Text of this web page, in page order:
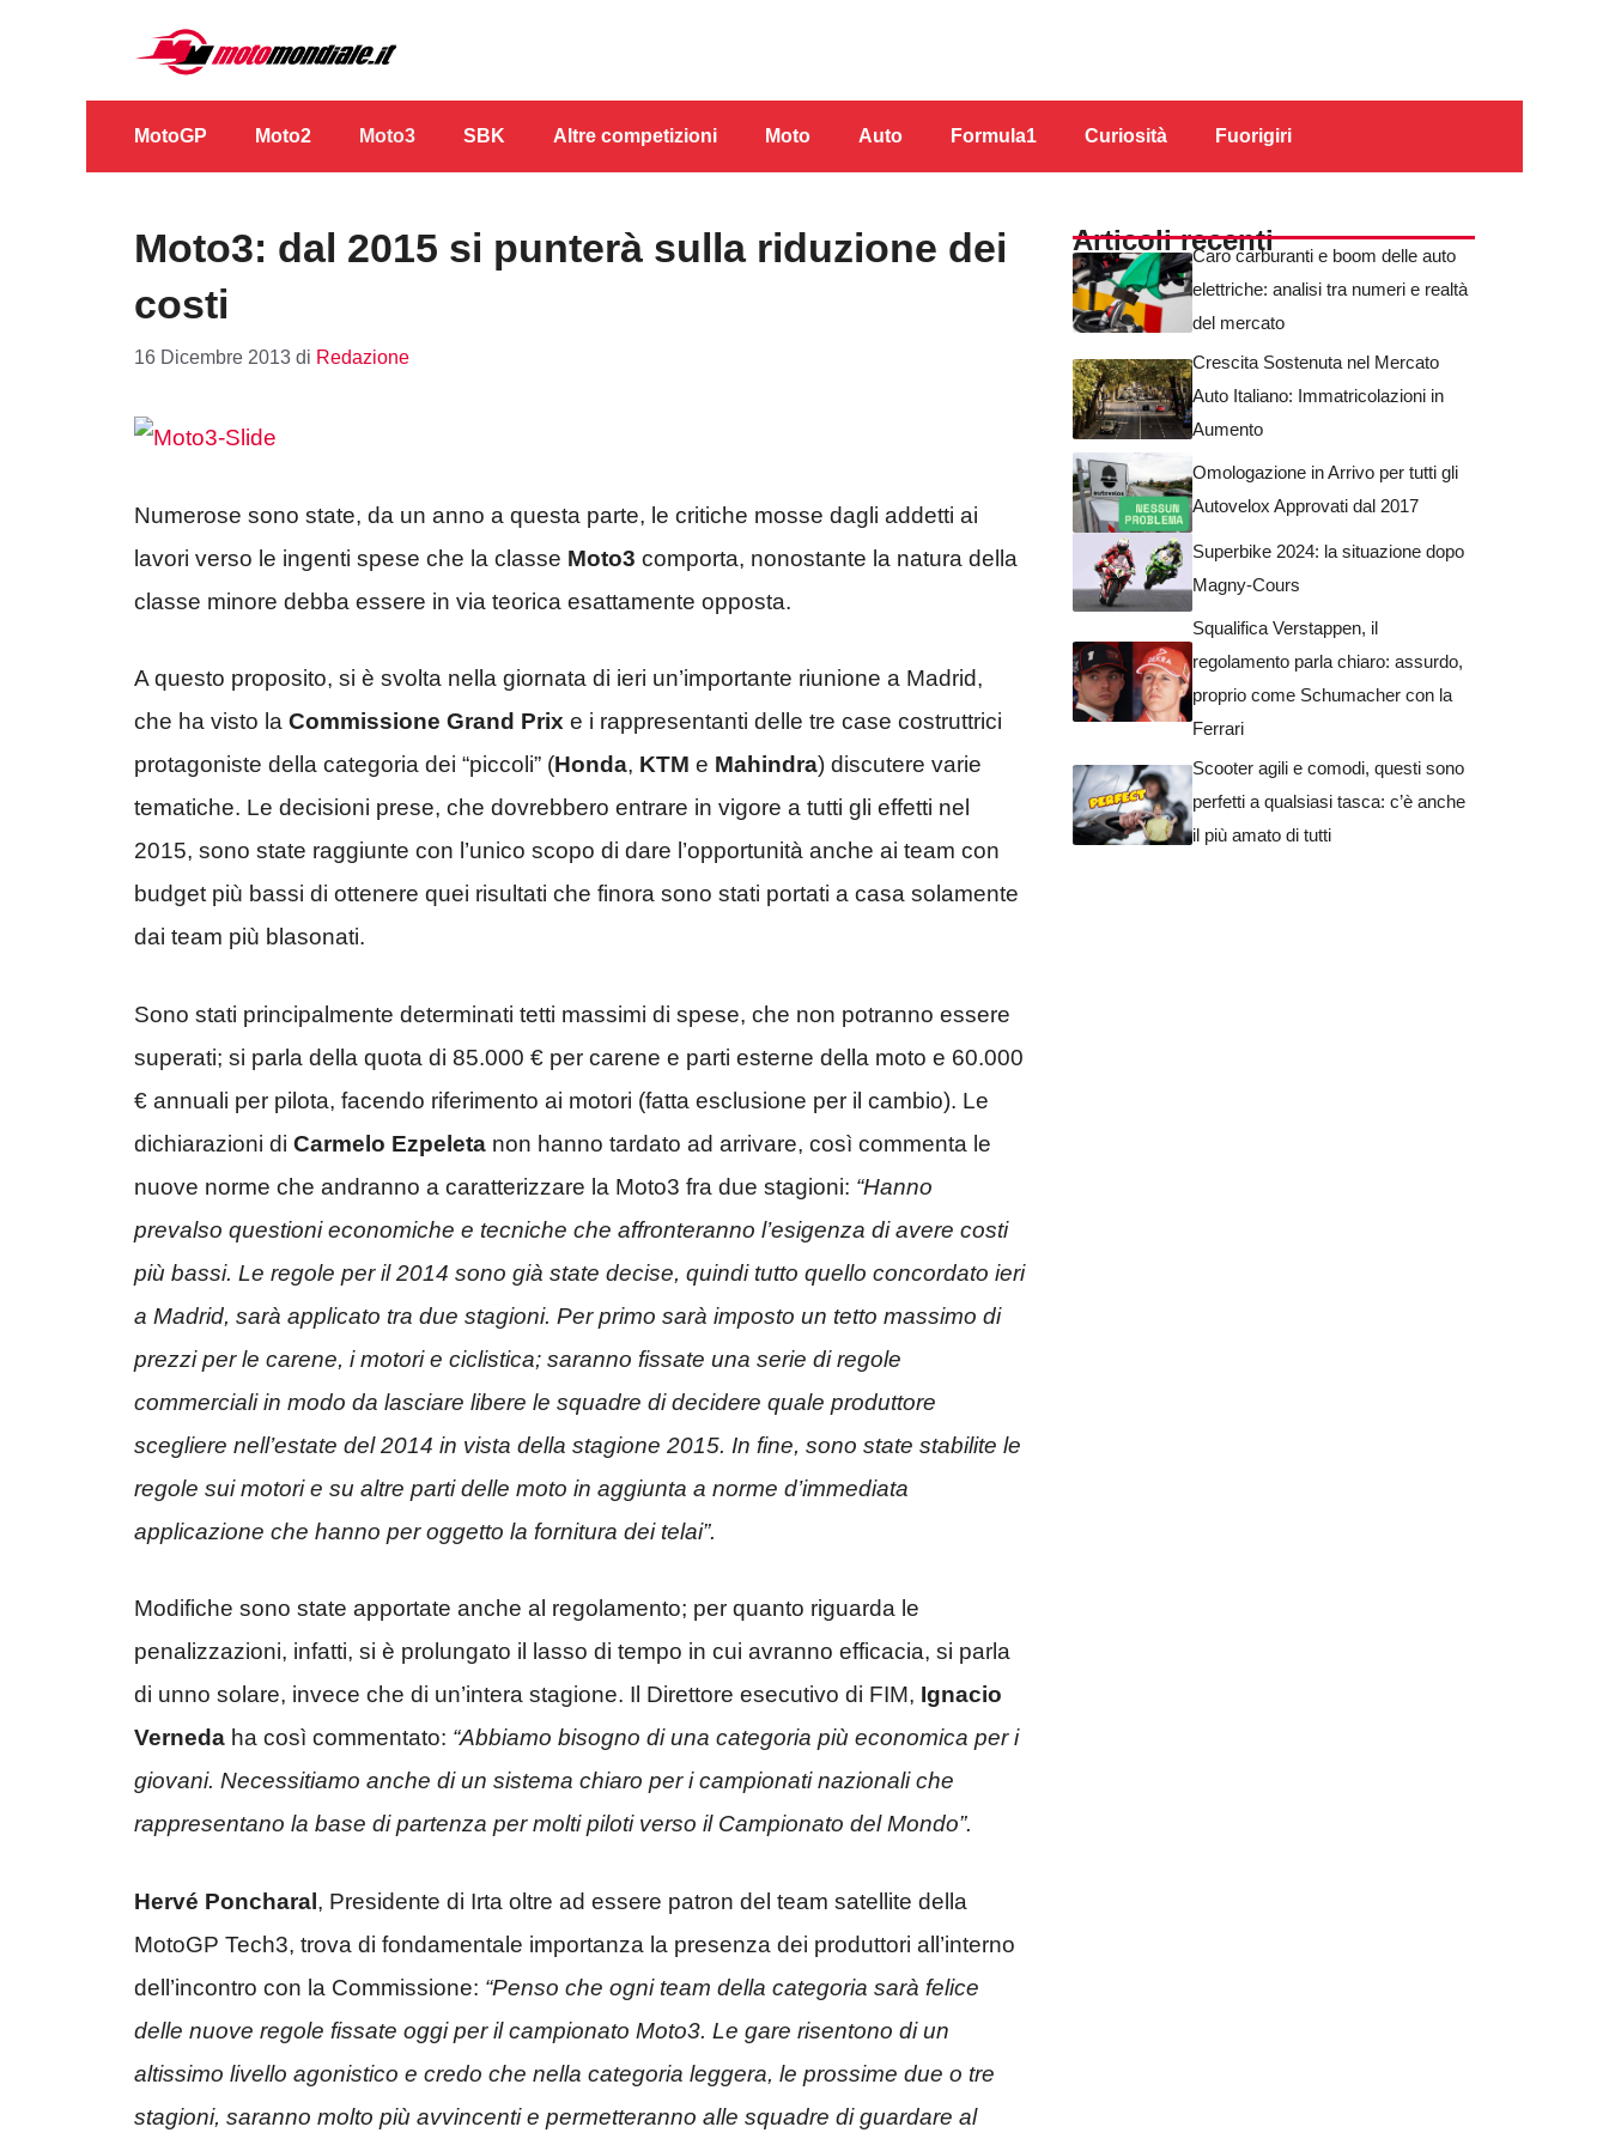
contenuto
MotoGP Moto2 Moto3 SBK Altre competizioni Moto Auto Formula1 Curiosità Fuorigiri
Moto3: dal 2015 si punterà sulla riduzione dei
costi
16 Dicembre 2013 di Redazione
Numerose sono state, da un anno a questa parte, le critiche mosse dagli addetti ai
lavori verso le ingenti spese che la classe Moto3 comporta, nonostante la natura della
classe minore debba essere in via teorica esattamente opposta.
A questo proposito, si è svolta nella giornata di ieri un’importante riunione a Madrid,
che ha visto la Commissione Grand Prix e i rappresentanti delle tre case costruttrici
protagoniste della categoria dei “piccoli” (Honda, KTM e Mahindra) discutere varie
tematiche. Le decisioni prese, che dovrebbero entrare in vigore a tutti gli effetti nel
2015, sono state raggiunte con l’unico scopo di dare l’opportunità anche ai team con
budget più bassi di ottenere quei risultati che finora sono stati portati a casa solamente
dai team più blasonati.
Sono stati principalmente determinati tetti massimi di spese, che non potranno essere
superati; si parla della quota di 85.000 € per carene e parti esterne della moto e 60.000
€ annuali per pilota, facendo riferimento ai motori (fatta esclusione per il cambio). Le
dichiarazioni di Carmelo Ezpeleta non hanno tardato ad arrivare, così commenta le
nuove norme che andranno a caratterizzare la Moto3 fra due stagioni: “Hanno
prevalso questioni economiche e tecniche che affronteranno l’esigenza di avere costi
più bassi. Le regole per il 2014 sono già state decise, quindi tutto quello concordato ieri
a Madrid, sarà applicato tra due stagioni. Per primo sarà imposto un tetto massimo di
prezzi per le carene, i motori e ciclistica; saranno fissate una serie di regole
commerciali in modo da lasciare libere le squadre di decidere quale produttore
scegliere nell’estate del 2014 in vista della stagione 2015. In fine, sono state stabilite le
regole sui motori e su altre parti delle moto in aggiunta a norme d’immediata
applicazione che hanno per oggetto la fornitura dei telai”.
Modifiche sono state apportate anche al regolamento; per quanto riguarda le
penalizzazioni, infatti, si è prolungato il lasso di tempo in cui avranno efficacia, si parla
di unno solare, invece che di un’intera stagione. Il Direttore esecutivo di FIM, Ignacio
Verneda ha così commentato: “Abbiamo bisogno di una categoria più economica per i
giovani. Necessitiamo anche di un sistema chiaro per i campionati nazionali che
rappresentano la base di partenza per molti piloti verso il Campionato del Mondo”.
Hervé Poncharal, Presidente di Irta oltre ad essere patron del team satellite della
MotoGP Tech3, trova di fondamentale importanza la presenza dei produttori all’interno
dell’incontro con la Commissione: “Penso che ogni team della categoria sarà felice
delle nuove regole fissate oggi per il campionato Moto3. Le gare risentono di un
altissimo livello agonistico e credo che nella categoria leggera, le prossime due o tre
stagioni, saranno molto più avvincenti e permetteranno alle squadre di guardare al
Articoli recentiCaro carburanti e boom delle auto
elettriche: analisi tra numeri e realtà
del mercato
Crescita Sostenuta nel Mercato
Auto Italiano: Immatricolazioni in
Aumento
Omologazione in Arrivo per tutti gli
Autovelox Approvati dal 2017
Superbike 2024: la situazione dopo
Magny-Cours
Squalifica Verstappen, il
regolamento parla chiaro: assurdo,
proprio come Schumacher con la
Ferrari
Scooter agili e comodi, questi sono
perfetti a qualsiasi tasca: c’è anche
il più amato di tutti